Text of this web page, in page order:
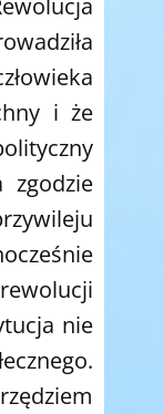
i że
zgodzie
nie